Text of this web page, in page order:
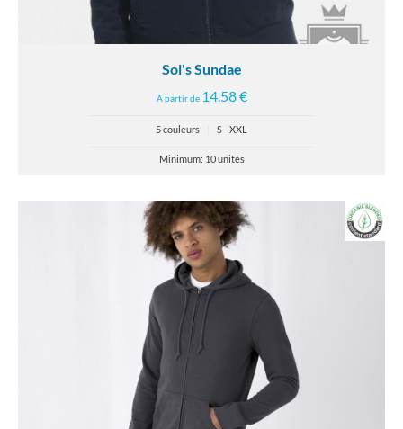
Sol's Sundae
À partir de 14.58 €
5 couleurs S - XXL
Minimum: 10 unités